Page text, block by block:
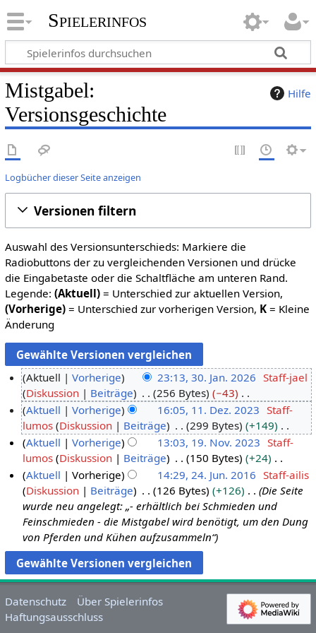
Spielerinfos
Hilfe
Mistgabel:
Versionsgeschichte
Logbücher dieser Seite anzeigen
Versionen filtern
Auswahl des Versionsunterschieds: Markiere die
Radiobuttons der zu vergleichenden Versionen und drücke
die Eingabetaste oder die Schaltfläche am unteren Rand.
Legende: (Aktuell)= Unterschied zur aktuellen Version,
(Vorherige)= Unterschied zur vorherigen Version, K= Kleine
Änderung
0
J
n
2
Aktuell Vorherige 23:13, 30. Jan. 2026 Staff-jael
Diskussion
Beiträge 256 Bytes
−43
K
e
i
n
e
B
e
a
r
b
e
i
u
n
1
D
e
2
0
Aktuell Vorherige 16:05, 11. Dez. 2023 Staff-
lumos Diskussion Beiträge 299 Bytes
+149
K
e
i
n
e
B
e
a
r
b
i
9
m
e
r
Aktuell Vorherige 13:03, 19. Nov. 2023 Staff-
lumos Diskussion Beiträge 150 Bytes
+24
K
e
i
n
e
B
e
a
r
b
n
2
0
Aktuell Vorherige 14:29, 24. Jun. 2016 Staff-ailis
Diskussion
Beiträge 126 Bytes +126
Die Seite
wurde neu angelegt: „- erhältlich bei Schmieden und
Feinschmieden - die Mistgabel wird benötigt, um den Dung
von Pferden und Kühen aufzusammeln“
Datenschutz
Über Spielerinfos
Haftungsausschluss